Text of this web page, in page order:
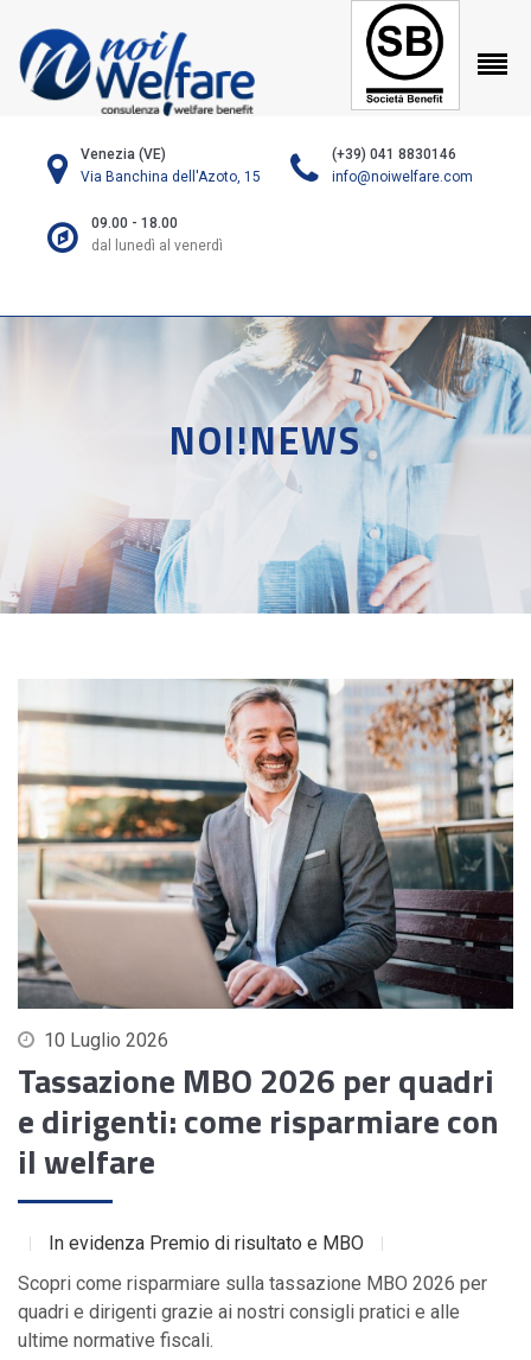
Venezia (VE)
Via Banchina dell'Azoto, 15
(+39) 041 8830146
info@noiwelfare.com
09.00 - 18.00
dal lunedì al venerdì
NOI!NEWS
10 Luglio 2026
Tassazione MBO 2026 per quadri
e dirigenti: come risparmiare con
il welfare
In evidenza Premio di risultato e MBO
Scopri come risparmiare sulla tassazione MBO 2026 per
quadri e dirigenti grazie ai nostri consigli pratici e alle
ultime normative fiscali.